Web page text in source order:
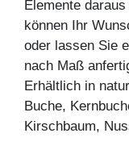
Elemente
können Ihr
oder lassen Sie
nach Maß
Erhältlich in
Buche,
Kirschbaum,